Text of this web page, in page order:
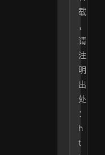
载
，
请
注
明
出
处
：
h
t